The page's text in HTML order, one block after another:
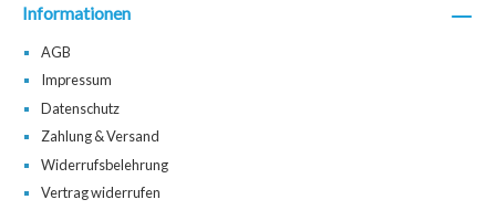
Informationen
AGB
Impressum
Datenschutz
Zahlung & Versand
Widerrufsbelehrung
Vertrag widerrufen